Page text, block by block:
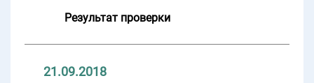
Результат проверки
21.09.2018